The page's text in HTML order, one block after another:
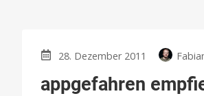
28. Dezember 2011
appgefahren